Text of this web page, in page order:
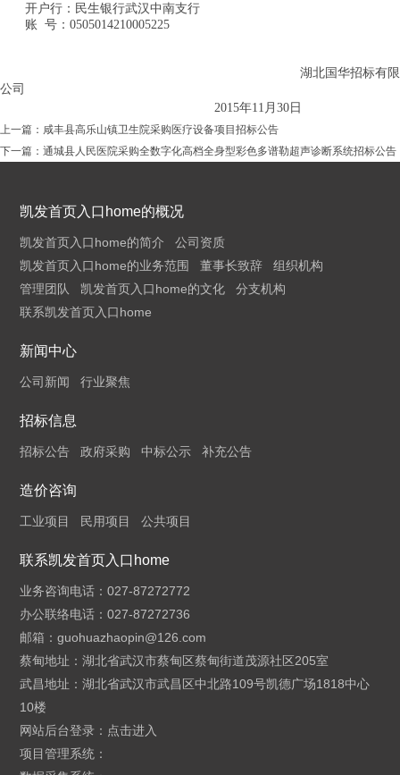
开户行：民生银行武汉中南支行
账 号：0505014210005225
湖北国华招标有限
公司
2015年11 月 30 日
上一篇： 咸丰县高乐山镇卫生院采购医疗设备项目招标公告
下一篇： 通城县人民医院采购全数字化高档全身型彩色多谱勒超声诊断系统招标公告
凯发首页入口home的概况
凯发首页入口home的简介
公司资质
凯发首页入口home的业务范围
董事长致辞
组织机构
管理团队
凯发首页入口home的文化
分支机构
联系凯发首页入口home
新闻中心
公司新闻 行业聚焦
招标信息
招标公告 政府采购 中标公示 补充公告
造价咨询
工业项目 民用项目 公共项目
联系凯发首页入口home
业务咨询电话：027-87272772
办公联络电话：027-87272736
邮箱：guohuazhaopin@126.com
蔡甸地址：湖北省武汉市蔡甸区蔡甸街道茂源社区205室
武昌地址：湖北省武汉市武昌区中北路109号凯德广场1818中心
10楼
网站后台登录： 点击进入
项目管理系统：